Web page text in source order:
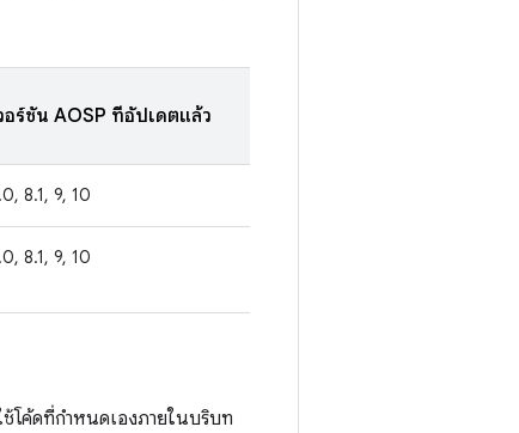
อร์ชัน AOSP ที่อัปเดตแล้ว
8.1, 9, 10
8.1, 9, 10
โค้ดที่กำหนดเองภายในบริบท